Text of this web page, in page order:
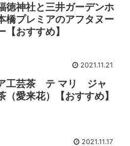
徳神社と三井ガーデンホ
橋プレミアのアフタヌー
【おすすめ】
2021.11.21
工芸茶 テ マリ ジャ
（愛来花）【おすすめ】
2021.11.17